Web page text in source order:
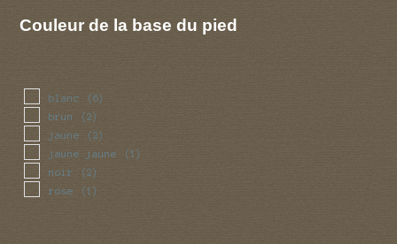
Couleur de la base du pied
blanc (6)
brun (2)
jaune (2)
jaune jaune (1)
noir (2)
rose (1)